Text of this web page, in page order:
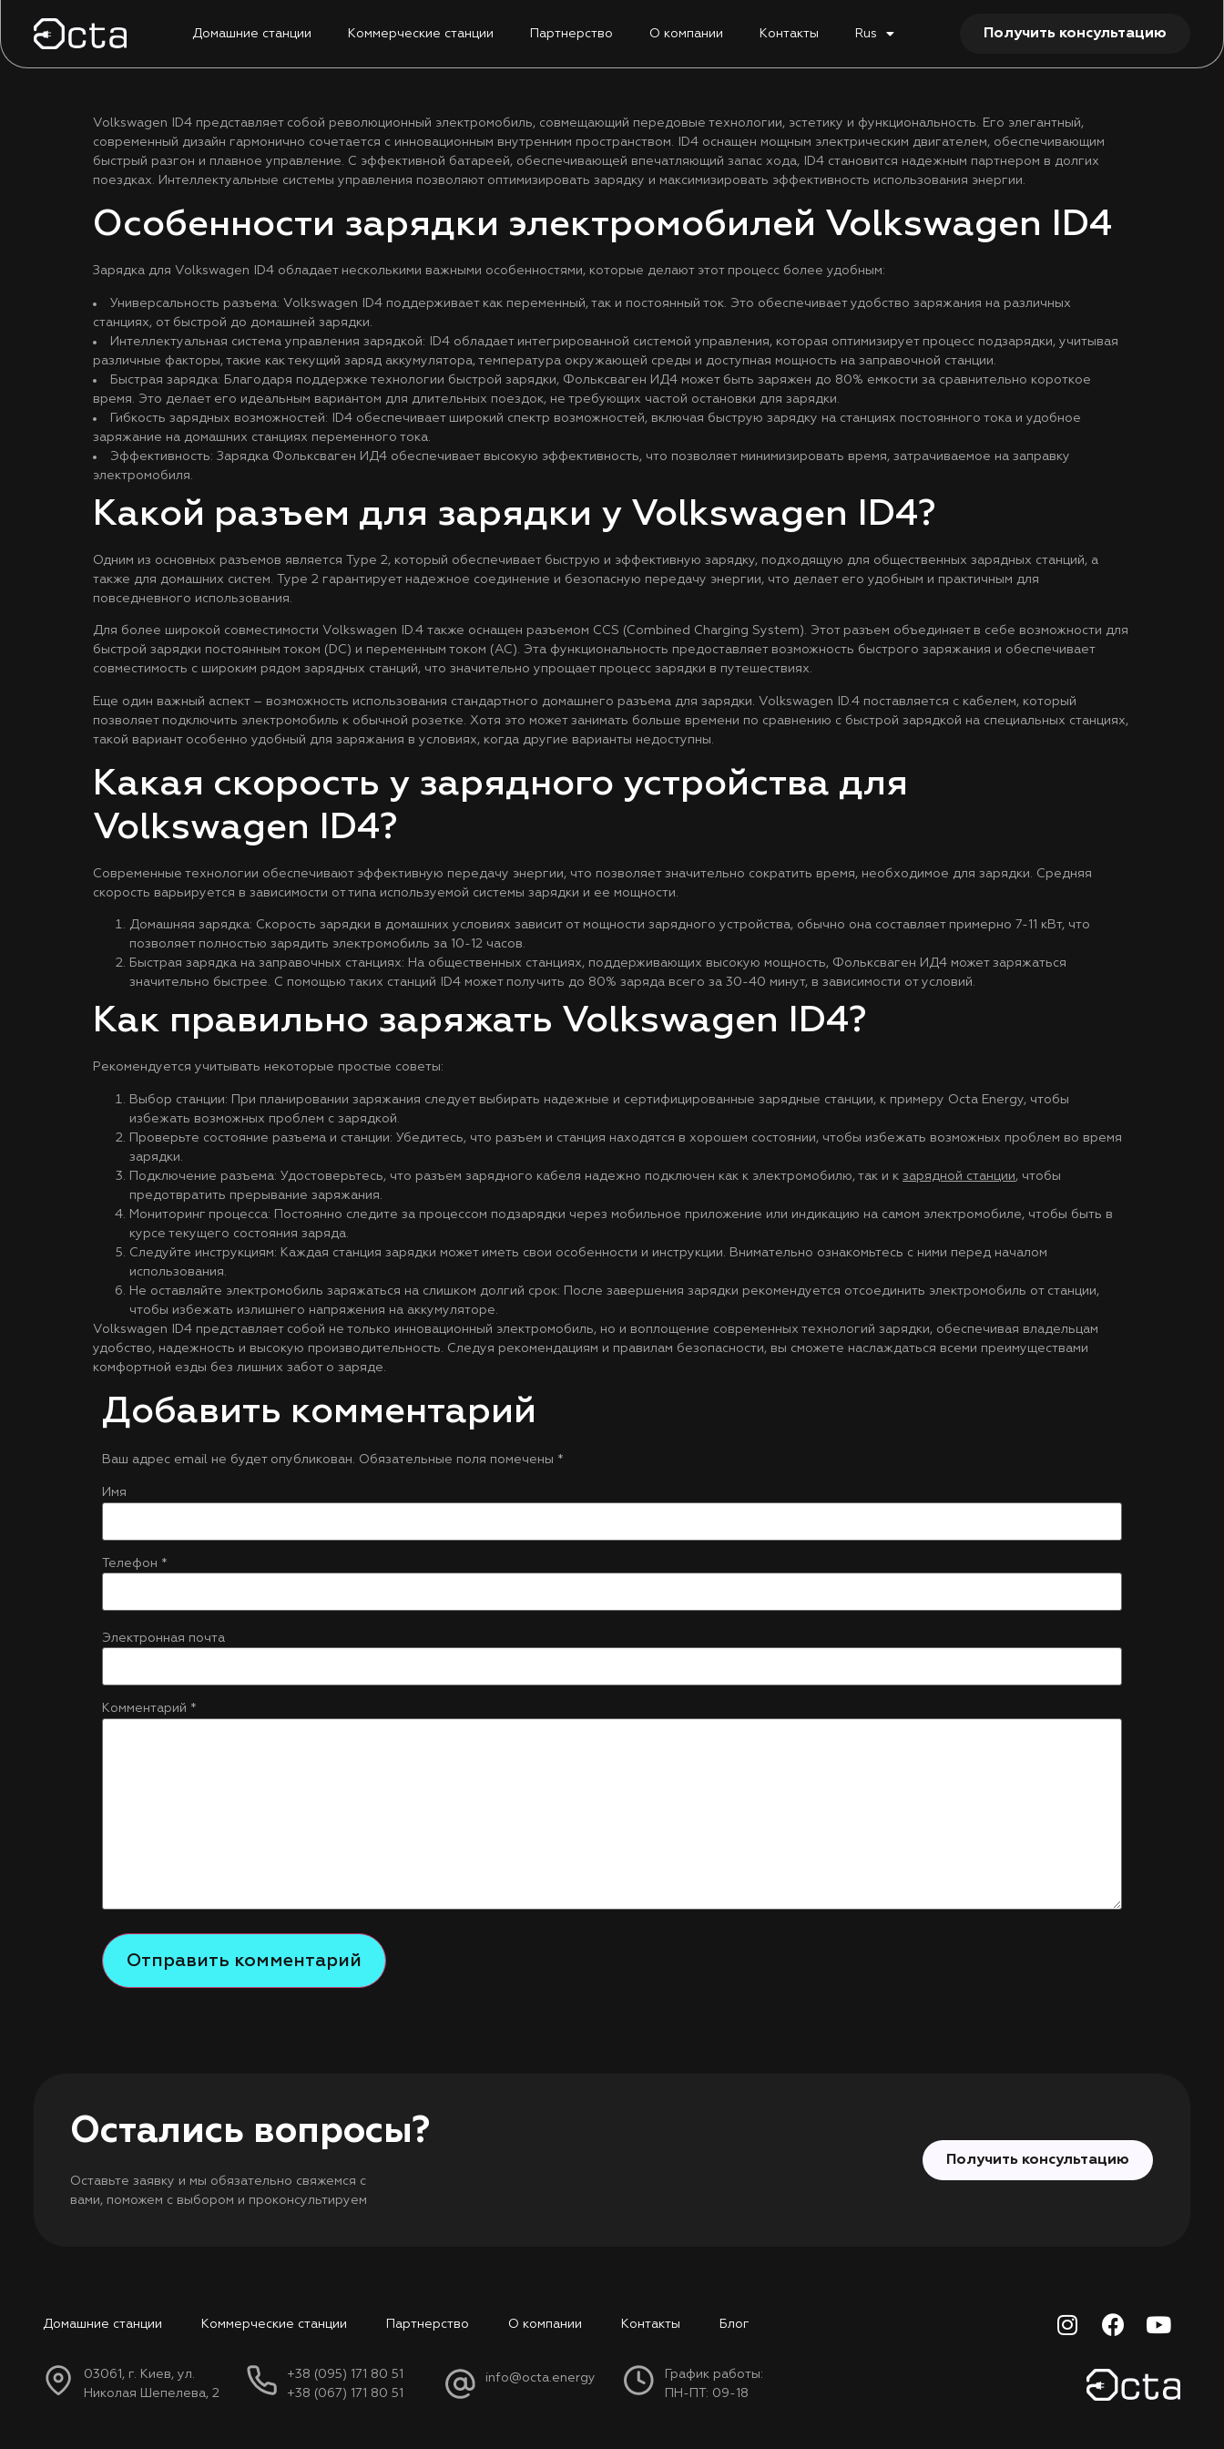
Домашние станции Коммерческие станции Партнерство О компании Контакты Rus Получить консультацию
Volkswagen ID4 представляет собой революционный электромобиль, совмещающий передовые технологии, эстетику и функциональность. Его элегантный,
современный дизайн гармонично сочетается с инновационным внутренним пространством. ID4 оснащен мощным электрическим двигателем, обеспечивающим
быстрый разгон и плавное управление. С эффективной батареей, обеспечивающей впечатляющий запас хода, ID4 становится надежным партнером в долгих
поездках. Интеллектуальные системы управления позволяют оптимизировать зарядку и максимизировать эффективность использования энергии.
Особенности зарядки электромобилей Volkswagen ID4
Зарядка для Volkswagen ID4 обладает несколькими важными особенностями, которые делают этот процесс более удобным:
Универсальность разъема: Volkswagen ID4 поддерживает как переменный, так и постоянный ток. Это обеспечивает удобство заряжания на различных
станциях, от быстрой до домашней зарядки.
Интеллектуальная система управления зарядкой: ID4 обладает интегрированной системой управления, которая оптимизирует процесс подзарядки, учитывая
различные факторы, такие как текущий заряд аккумулятора, температура окружающей среды и доступная мощность на заправочной станции.
Быстрая зарядка: Благодаря поддержке технологии быстрой зарядки, Фольксваген ИД4 может быть заряжен до 80% емкости за сравнительно короткое
время. Это делает его идеальным вариантом для длительных поездок, не требующих частой остановки для зарядки.
Гибкость зарядных возможностей: ID4 обеспечивает широкий спектр возможностей, включая быструю зарядку на станциях постоянного тока и удобное
заряжание на домашних станциях переменного тока.
Эффективность: Зарядка Фольксваген ИД4 обеспечивает высокую эффективность, что позволяет минимизировать время, затрачиваемое на заправку
электромобиля.
Какой разъем для зарядки у Volkswagen ID4?
Одним из основных разъемов является Type 2, который обеспечивает быструю и эффективную зарядку, подходящую для общественных зарядных станций, а
также для домашних систем. Type 2 гарантирует надежное соединение и безопасную передачу энергии, что делает его удобным и практичным для
повседневного использования.
Для более широкой совместимости Volkswagen ID.4 также оснащен разъемом CCS (Combined Charging System). Этот разъем объединяет в себе возможности для
быстрой зарядки постоянным током (DC) и переменным током (AC). Эта функциональность предоставляет возможность быстрого заряжания и обеспечивает
совместимость с широким рядом зарядных станций, что значительно упрощает процесс зарядки в путешествиях.
Еще один важный аспект – возможность использования стандартного домашнего разъема для зарядки. Volkswagen ID.4 поставляется с кабелем, который
позволяет подключить электромобиль к обычной розетке. Хотя это может занимать больше времени по сравнению с быстрой зарядкой на специальных станциях,
такой вариант особенно удобный для заряжания в условиях, когда другие варианты недоступны.
Какая скорость у зарядного устройства для
Volkswagen ID4?
Современные технологии обеспечивают эффективную передачу энергии, что позволяет значительно сократить время, необходимое для зарядки. Средняя
скорость варьируется в зависимости от типа используемой системы зарядки и ее мощности.
Домашняя зарядка: Скорость зарядки в домашних условиях зависит от мощности зарядного устройства, обычно она составляет примерно 7-11 кВт, что
позволяет полностью зарядить электромобиль за 10-12 часов.
Быстрая зарядка на заправочных станциях: На общественных станциях, поддерживающих высокую мощность, Фольксваген ИД4 может заряжаться
значительно быстрее. С помощью таких станций ID4 может получить до 80% заряда всего за 30-40 минут, в зависимости от условий.
Как правильно заряжать Volkswagen ID4?
Рекомендуется учитывать некоторые простые советы:
Выбор станции: При планировании заряжания следует выбирать надежные и сертифицированные зарядные станции, к примеру Octa Energy, чтобы
избежать возможных проблем с зарядкой.
Проверьте состояние разъема и станции: Убедитесь, что разъем и станция находятся в хорошем состоянии, чтобы избежать возможных проблем во время
зарядки.
Подключение разъема: Удостоверьтесь, что разъем зарядного кабеля надежно подключен как к электромобилю, так и к зарядной станции, чтобы
предотвратить прерывание заряжания.
Мониторинг процесса: Постоянно следите за процессом подзарядки через мобильное приложение или индикацию на самом электромобиле, чтобы быть в
курсе текущего состояния заряда.
Следуйте инструкциям: Каждая станция зарядки может иметь свои особенности и инструкции. Внимательно ознакомьтесь с ними перед началом
использования.
Не оставляйте электромобиль заряжаться на слишком долгий срок: После завершения зарядки рекомендуется отсоединить электромобиль от станции,
чтобы избежать излишнего напряжения на аккумуляторе.
Volkswagen ID4 представляет собой не только инновационный электромобиль, но и воплощение современных технологий зарядки, обеспечивая владельцам
удобство, надежность и высокую производительность. Следуя рекомендациям и правилам безопасности, вы сможете наслаждаться всеми преимуществами
комфортной езды без лишних забот о заряде.
Добавить комментарий
Ваш адрес email не будет опубликован. Обязательные поля помечены *
Комментарий *
Имя
Телефон *
Электронная почта
Остались вопросы?
Оставьте заявку и мы обязательно свяжемся с
вами, поможем с выбором и проконсультируем
Получить консультацию
Домашние станции Коммерческие станции Партнерство О компании Контакты Блог
03061, г. Киев, ул.
Николая Шепелева, 2
+38 (095) 171 80 51
+38 (067) 171 80 51
info@octa.energy
График работы:
ПН-ПТ: 09-18